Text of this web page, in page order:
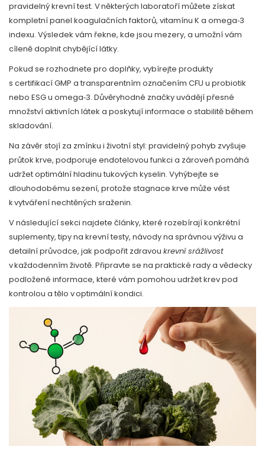
pravidelný krevní test. V některých laboratoří můžete získat
kompletní panel koagulačních faktorů, vitamínu K a omega‑3
indexu. Výsledek vám řekne, kde jsou mezery, a umožní vám
cíleně doplnit chybějící látky.
Pokud se rozhodnete pro doplňky, vybírejte produkty
s certifikací GMP a transparentním označením CFU u probiotik
nebo ESG u omega‑3. Důvěryhodné značky uvádějí přesné
množství aktivních látek a poskytují informace o stabilitě během
skladování.
Na závěr stojí za zmínku i životní styl: pravidelný pohyb zvyšuje
průtok krve, podporuje endotelovou funkci a zároveň pomáhá
udržet optimální hladinu tukových kyselin. Vyhýbejte se
dlouhodobému sezení, protože stagnace krve může vést
k vytváření nechtěných sraženin.
V následující sekci najdete články, které rozebírají konkrétní
suplementy, tipy na krevní testy, návody na správnou výživu a
detailní průvodce, jak podpořit zdravou krevní srážlivost
v každodenním životě. Připravte se na praktické rady a vědecky
podložené informace, které vám pomohou udržet krev pod
kontrolou a tělo v optimální kondici.